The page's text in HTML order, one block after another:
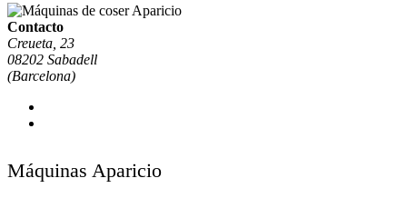
Contacto
Creueta, 23
08202 Sabadell
(Barcelona)
Máquinas Aparicio